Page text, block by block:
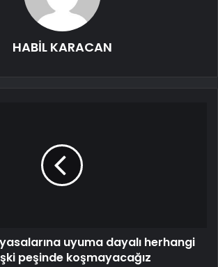
HABİL KARACAN
uyuma dayalı herhangi
peşinde koşmayacağız